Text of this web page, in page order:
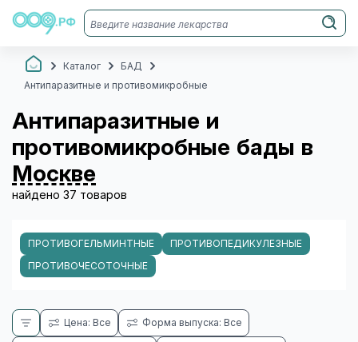
Каталог
БАД
Антипаразитные и противомикробные
Антипаразитные и
противомикробные бады в
Москве
найдено 37 товаров
ПРОТИВОГЕЛЬМИНТНЫЕ
ПРОТИВОПЕДИКУЛЕЗНЫЕ
ПРОТИВОЧЕСОТОЧНЫЕ
Цена: Все Форма выпуска: Все